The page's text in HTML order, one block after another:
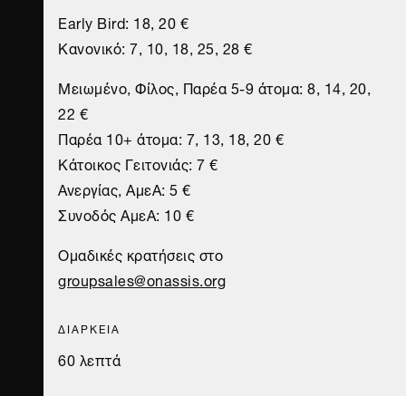
Early Bird: 18, 20 €
Κανονικό: 7, 10, 18, 25, 28 €
Μειωμένο, Φίλος, Παρέα 5-9 άτομα: 8, 14, 20,
22 €
Παρέα 10+ άτομα: 7, 13, 18, 20 €
Κάτοικος Γειτονιάς: 7 €
Ανεργίας, ΑμεA: 5 €
Συνοδός ΑμεA: 10 €
Ομαδικές κρατήσεις στο
groupsales@onassis.org
ΔΙΑΡΚΕΙΑ
60 λεπτά